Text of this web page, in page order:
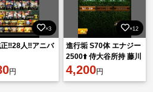
×3
正‼️28人‼️アニバ
円
×12
進行垢 S70体 エナジー
2500⬆️ 侍大谷所持 藤川
源田 強選手多数
4,200円